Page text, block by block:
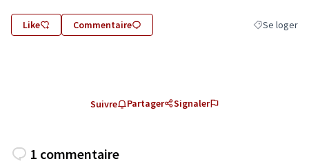
Like Commentaire Filtrer les
Se loger
Suivre Partager Signaler
1 commentaire